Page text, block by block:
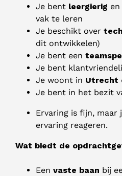
Je bent leergierig
vak te leren
Je beschikt over
dit ontwikkelen)
Je bent een
Je bent
Je woont in Utrecht
Je bent in het bezit
Ervaring is fijn, maar
ervaring reageren.
Wat biedt de
Een vaste baan bij